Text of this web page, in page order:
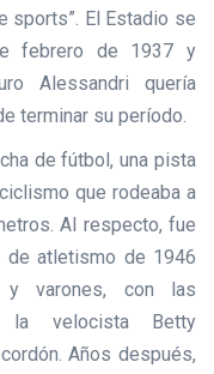
sports”. El Estadio se
febrero de 1937 y
Alessandri quería
terminar su período.
de fútbol, una pista
que rodeaba a
Al respecto, fue
de atletismo de 1946
varones, con las
la velocista Betty
Años después,